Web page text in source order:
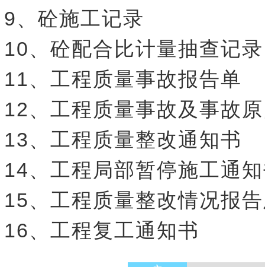
9、砼施工记录
10、砼配合比计量抽查记录
11、工程质量事故报告单
12、工程质量事故及事故
13、工程质量整改通知书
14、工程局部暂停施工通
15、工程质量整改情况报
16、工程复工通知书